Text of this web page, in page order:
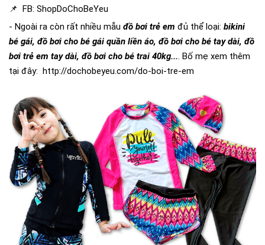
📌 FB: ShopDoChoBeYeu
- Ngoài ra còn rất nhiều mẫu đồ bơi trẻ em đủ thể loại: bikini
bé gái, đồ bơi cho bé gái quần liền áo, đồ bơi cho bé tay dài, đồ
bơi trẻ em tay dài, đồ bơi cho bé trai 40kg.... Bố mẹ xem thêm
tại đây: http://dochobeyeu.com/do-boi-tre-em